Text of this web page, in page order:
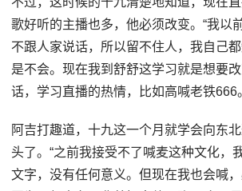
歌好听的主播也多，他必须改变。“我以
不跟人家说话，所以留不住人，我自己
是不会。现在我到舒舒这学习就是想要
话，学习直播的热情，比如高喊老铁666
阿吉打趣道，十九这一个月就学会向东
头了。“之前我接受不了喊麦这种文化，
文字，没有任何意义。但现在我也会喊，